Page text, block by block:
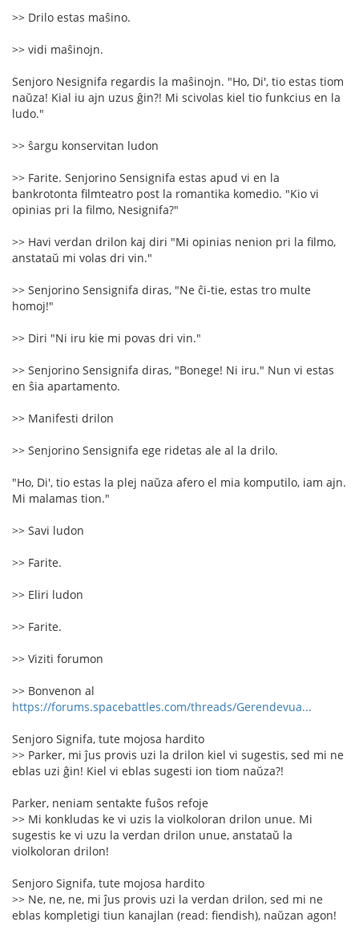
>> Drilo estas maŝino.
>> vidi maŝinojn.
Senjoro Nesignifa regardis la maŝinojn. "Ho, Di', tio estas tiom
naŭza! Kial iu ajn uzus ĝin?! Mi scivolas kiel tio funkcius en la
ludo."
>> ŝargu konservitan ludon
>> Farite. Senjorino Sensignifa estas apud vi en la
bankrotonta filmteatro post la romantika komedio. "Kio vi
opinias pri la filmo, Nesignifa?"
>> Havi verdan drilon kaj diri "Mi opinias nenion pri la filmo,
anstataŭ mi volas dri vin."
>> Senjorino Sensignifa diras, "Ne ĉi-tie, estas tro multe
homoj!"
>> Diri "Ni iru kie mi povas dri vin."
>> Senjorino Sensignifa diras, "Bonege! Ni iru." Nun vi estas
en ŝia apartamento.
>> Manifesti drilon
>> Senjorino Sensignifa ege ridetas ale al la drilo.
"Ho, Di', tio estas la plej naŭza afero el mia komputilo, iam ajn.
Mi malamas tion."
>> Savi ludon
>> Farite.
>> Eliri ludon
>> Farite.
>> Viziti forumon
>> Bonvenon al
https://forums.spacebattles.com/threads/Gerendevua...
Senjoro Signifa, tute mojosa hardito
>> Parker, mi ĵus provis uzi la drilon kiel vi sugestis, sed mi ne
eblas uzi ĝin! Kiel vi eblas sugesti ion tiom naŭza?!
Parker, neniam sentakte fuŝos refoje
>> Mi konkludas ke vi uzis la violkoloran drilon unue. Mi
sugestis ke vi uzu la verdan drilon unue, anstataŭ la
violkoloran drilon!
Senjoro Signifa, tute mojosa hardito
>> Ne, ne, ne, mi ĵus provis uzi la verdan drilon, sed mi ne
eblas kompletigi tiun kanajlan (read: fiendish), naŭzan agon!